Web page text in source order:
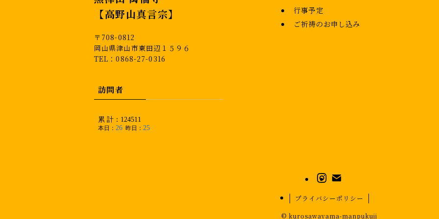
【高野山真言宗】
〒708-0812
岡山県津山市東田辺１５９６
TEL：0868-27-0316
訪問者
行事予定
ご祈祷のお申し込み
プライバシーポリシー
© kurosawayama-manpukuji